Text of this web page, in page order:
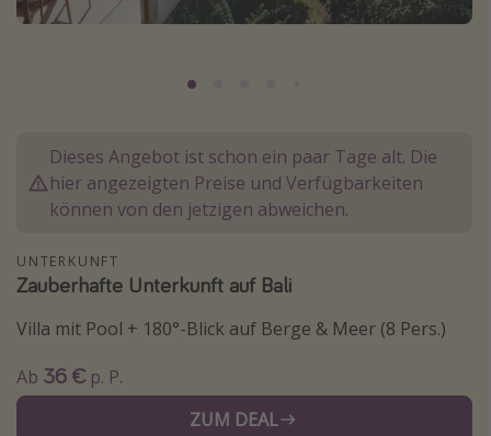
Normandie Urlaub
Krabi Urlaub
Tulum Urlaub
Japan Rundreise
Reisethemen
Alle Reisethemen
Dieses Angebot ist schon ein paar Tage alt. Die
hier angezeigten Preise und Verfügbarkeiten
können von den jetzigen abweichen.
UNTERKUNFT
Zauberhafte Unterkunft auf Bali
Villa mit Pool + 180°-Blick auf Berge & Meer (8 Pers.)
Ab 36 € p. P.
ZUM DEAL